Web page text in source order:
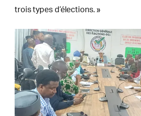
trois types d’élections. »